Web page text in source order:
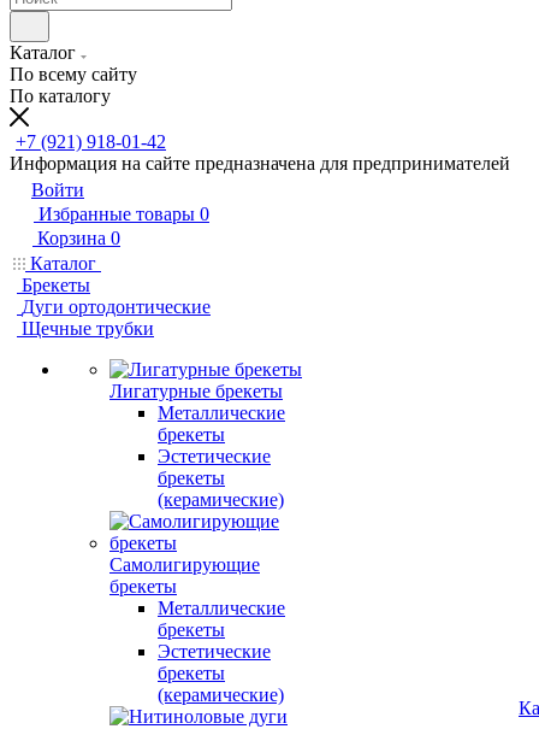
Каталог
По всему сайту
По каталогу
+7 (921) 918-01-42
Информация на сайте предназначена для предпринимателей
Войти
Избранные товары 0
Корзина 0
Каталог
Брекеты
Дуги ортодонтические
Щечные трубки
Лигатурные брекеты
Металлические
брекеты
Эстетические
брекеты
(керамические)
Самолигирующие
брекеты
Металлические
брекеты
Эстетические
брекеты
(керамические)